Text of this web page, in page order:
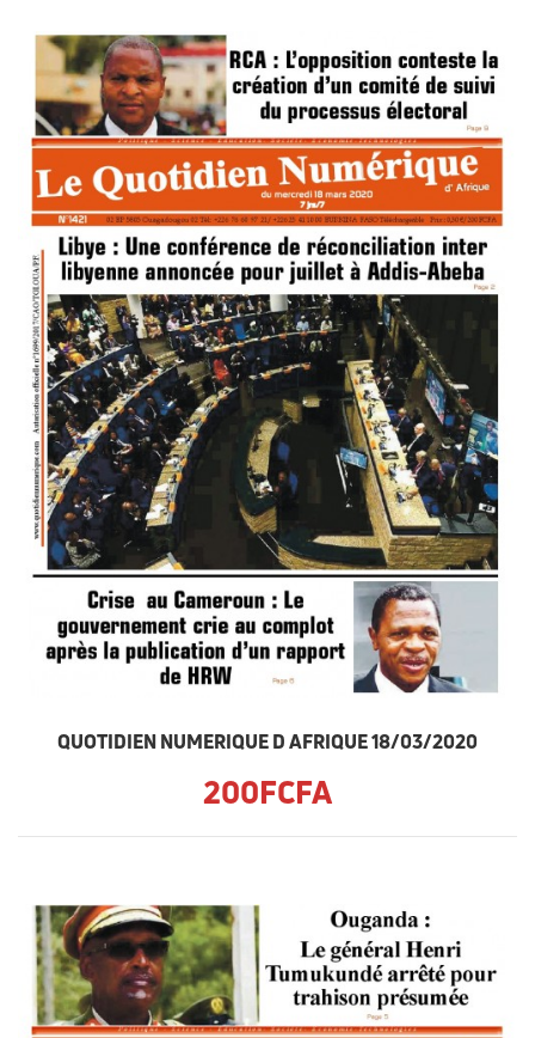
QUOTIDIEN NUMERIQUE D AFRIQUE 18/03/2020
200FCFA